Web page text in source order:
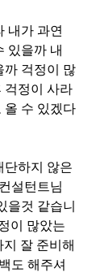
내가 과연
있을까 내
까 걱정이 많
걱정이 사라
올 수 있겠다
단하지 않은
설턴트님
을것 같습니
이 많았는
잘 준비해
도 해주셔